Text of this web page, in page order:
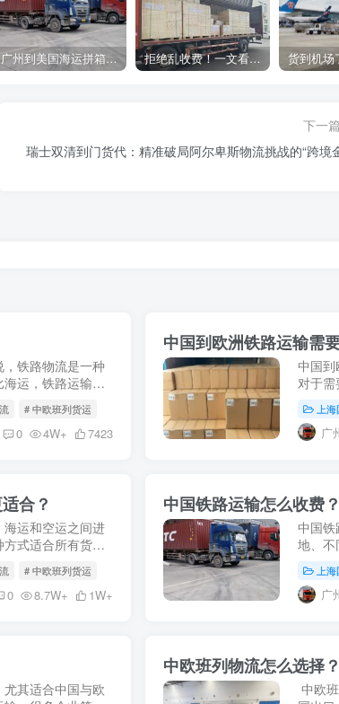
广州到美国海运拼箱多少钱？2024年最新运费构成+隐藏费用避坑指南 拒绝乱收费！一文看懂中国货代计费套路，教你避开所有隐形坑
下一
瑞士双清到门货代：精准破局阿尔卑斯物流挑战的“跨境
铁路物流是一种
运，铁路运输通
# 中欧班列货运
0 4W+ 7423
中国到欧洲铁路运输需
中国
对于
业第
上
广
合？
运和空运之间进
式适合所有货
# 中欧班列货运
0 8.7W+ 1W+
中国铁路运输怎么收费
中国
地、
简单
上
广
其适合中国与欧
中欧班列物流怎么选择
中欧